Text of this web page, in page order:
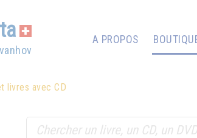
A PROPOS
livres avec CD